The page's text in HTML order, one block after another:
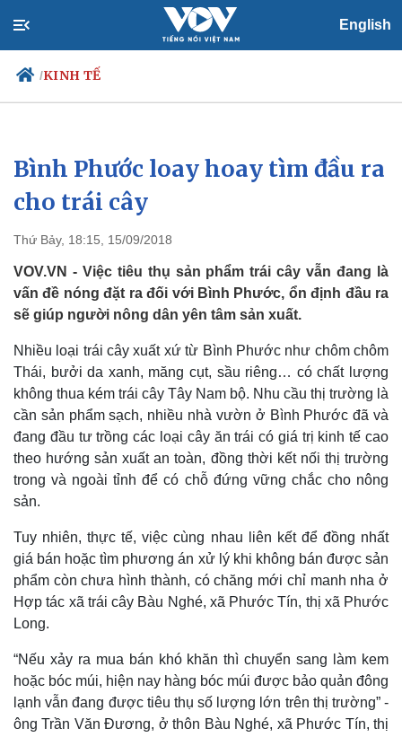
English
/KINH TẾ
Chính trị
Đảng
Tổ chức nhân sự
Nhận diện sự thật
Xã hội
Việc làm
Biển đảo
Bình Phước loay hoay tìm đầu ra
cho trái cây
Thứ Bảy, 18:15, 15/09/2018
VOV.VN - Việc tiêu thụ sản phẩm trái cây vẫn đang là
vấn đề nóng đặt ra đối với Bình Phước, ổn định đầu ra
sẽ giúp người nông dân yên tâm sản xuất.
Nhiều loại trái cây xuất xứ từ Bình Phước như chôm chôm
Thái, bưởi da xanh, măng cụt, sầu riêng… có chất lượng
không thua kém trái cây Tây Nam bộ. Nhu cầu thị trường là
cần sản phẩm sạch, nhiều nhà vườn ở Bình Phước đã và
đang đầu tư trồng các loại cây ăn trái có giá trị kinh tế cao
theo hướng sản xuất an toàn, đồng thời kết nối thị trường
trong và ngoài tỉnh để có chỗ đứng vững chắc cho nông
sản.
Tuy nhiên, thực tế, việc cùng nhau liên kết để đồng nhất
giá bán hoặc tìm phương án xử lý khi không bán được sản
phẩm còn chưa hình thành, có chăng mới chỉ manh nha ở
Hợp tác xã trái cây Bàu Nghé, xã Phước Tín, thị xã Phước
Long.
“Nếu xảy ra mua bán khó khăn thì chuyển sang làm kem
hoặc bóc múi, hiện nay hàng bóc múi được bảo quản đông
lạnh vẫn đang được tiêu thụ số lượng lớn trên thị trường” -
ông Trần Văn Đương, ở thôn Bàu Nghé, xã Phước Tín, thị